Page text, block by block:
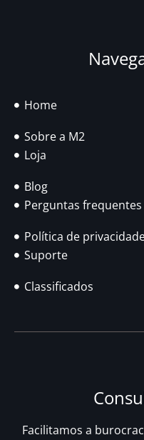
Home
Sobre a M2
Loja
Blog
Perguntas frequentes
Política de
Suporte
Classificados
Facilitamos a